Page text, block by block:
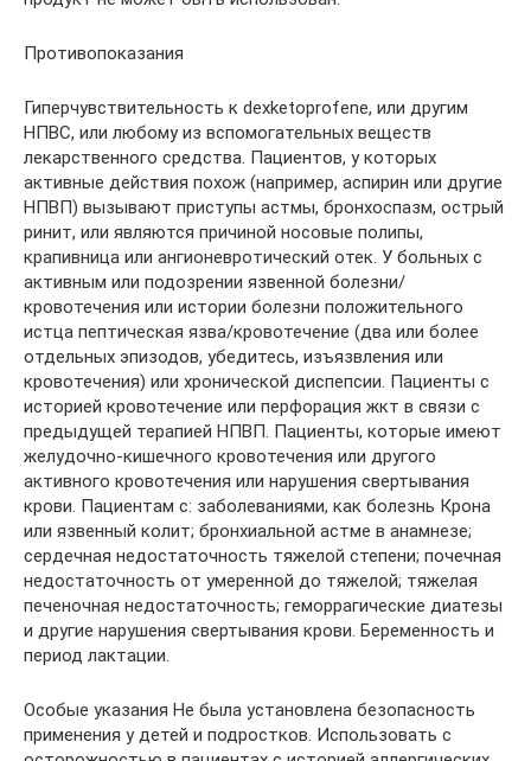
Противопоказания
Гиперчувствительность к dexketoprofene, или другим
НПВС, или любому из вспомогательных веществ
лекарственного средства. Пациентов, у которых
активные действия похож (например, аспирин или другие
НПВП) вызывают приступы астмы, бронхоспазм, острый
ринит, или являются причиной носовые полипы,
крапивница или ангионевротический отек. У больных с
активным или подозрении язвенной болезни/
кровотечения или истории болезни положительного
истца пептическая язва/кровотечение (два или более
отдельных эпизодов, убедитесь, изъязвления или
кровотечения) или хронической диспепсии. Пациенты с
историей кровотечение или перфорация жкт в связи с
предыдущей терапией НПВП. Пациенты, которые имеют
желудочно-кишечного кровотечения или другого
активного кровотечения или нарушения свертывания
крови. Пациентам с: заболеваниями, как болезнь Крона
или язвенный колит; бронхиальной астме в анамнезе;
сердечная недостаточность тяжелой степени; почечная
недостаточность от умеренной до тяжелой; тяжелая
печеночная недостаточность; геморрагические диатезы
и другие нарушения свертывания крови. Беременность и
период лактации.
Особые указания Не была установлена безопасность
применения у детей и подростков. Использовать с